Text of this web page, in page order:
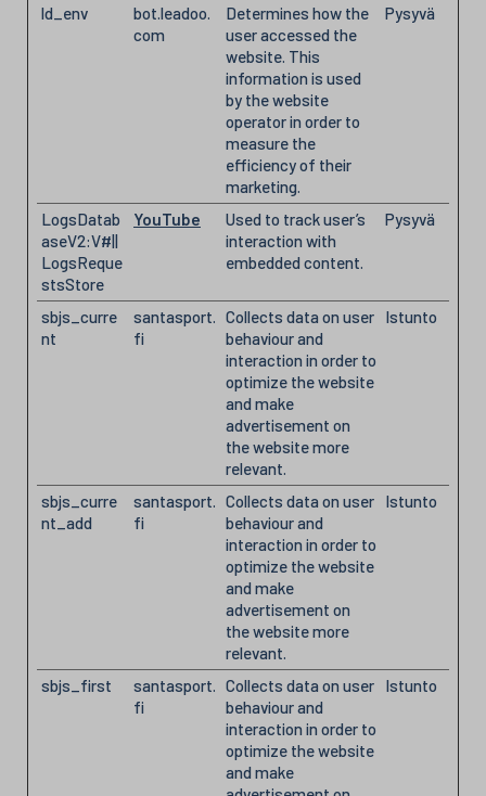
ld_env
bot.leadoo.
com
Determines how the
user accessed the
website. This
information is used
by the website
operator in order to
measure the
efficiency of their
marketing.
Pysyvä
LogsDatab
aseV2:V#||
LogsReque
stsStore
YouTube
Used to track user’s
interaction with
embedded content.
Pysyvä
sbjs_curre
nt
santasport.
fi
Collects data on user
behaviour and
interaction in order to
optimize the website
and make
advertisement on
the website more
relevant.
Istunto
sbjs_curre
nt_add
santasport.
fi
Collects data on user
behaviour and
interaction in order to
optimize the website
and make
advertisement on
the website more
relevant.
Istunto
sbjs_first
santasport.
fi
Collects data on user
behaviour and
interaction in order to
optimize the website
and make
Istunto